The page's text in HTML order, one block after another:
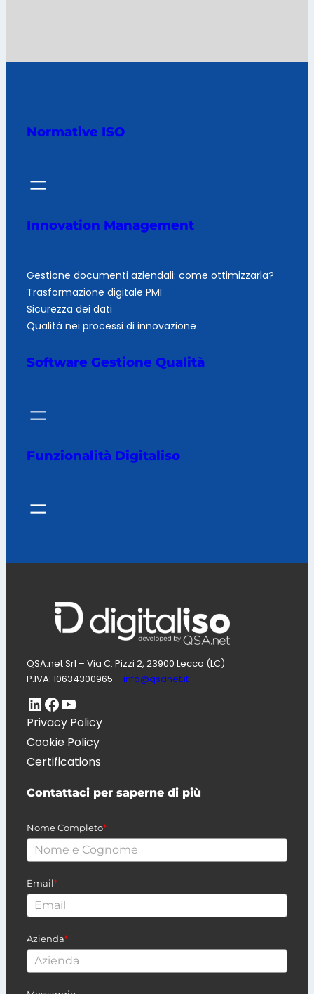
Normative ISO
Innovation Management
Gestione documenti aziendali: come ottimizzarla?
Trasformazione digitale PMI
Sicurezza dei dati
Qualità nei processi di innovazione
Software Gestione Qualità
Funzionalità Digitaliso
QSA.net Srl – Via C. Pizzi 2, 23900 Lecco (LC)
P.IVA: 10634300965 – info@qsanet.it
LinkedIn Pagina Facebook di Digitaliso Canale Youtube di QSA.net
Privacy Policy
Cookie Policy
Certifications
Contattaci per saperne di più
Nome Completo*
Email*
Azienda*